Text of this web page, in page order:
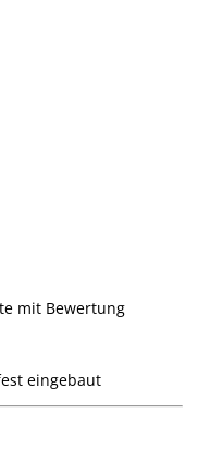
mit Bewertung
eingebaut